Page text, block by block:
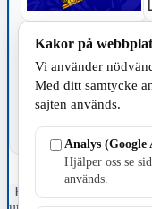
TILLVERKNING
Fristående
Kakor på
Vi använder
Med ditt samtycke
sajten används.
Analys (Google
Hjälper oss se
används.